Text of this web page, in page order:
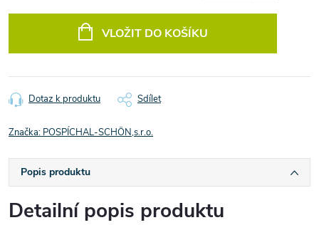
VLOŽIT DO KOŠÍKU
Dotaz k produktu Sdílet
Značka: POSPÍCHAL-SCHÖN,s.r.o.
Popis produktu
Detailní popis produktu